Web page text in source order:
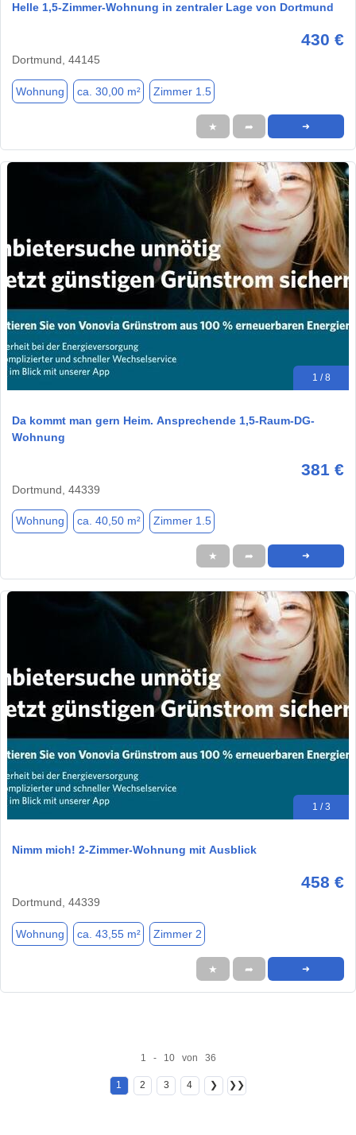
Helle 1,5-Zimmer-Wohnung in zentraler Lage von Dortmund
430 €
Dortmund, 44145
Wohnung ca. 30,00 m² Zimmer 1.5
★ ➦ ➜
1 / 8
Da kommt man gern Heim. Ansprechende 1,5-Raum-DG-
Wohnung
381 €
Dortmund, 44339
Wohnung ca. 40,50 m² Zimmer 1.5
★ ➦ ➜
1 / 3
Nimm mich! 2-Zimmer-Wohnung mit Ausblick
458 €
Dortmund, 44339
Wohnung ca. 43,55 m² Zimmer 2
★ ➦ ➜
1 - 10 von 36
1 2 3 4 ❯ ❯❯